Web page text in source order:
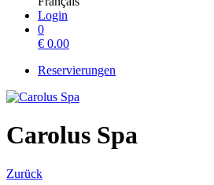
Login
0
€ 0.00
Reservierungen
Carolus Spa
Zurück